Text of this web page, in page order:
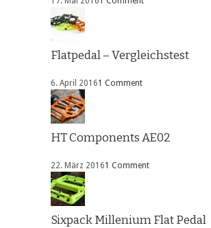
Flatpedal – Vergleichstest
6. April 20161 Comment
HT Components AE02
22. März 20161 Comment
Sixpack Millenium Flat Pedal